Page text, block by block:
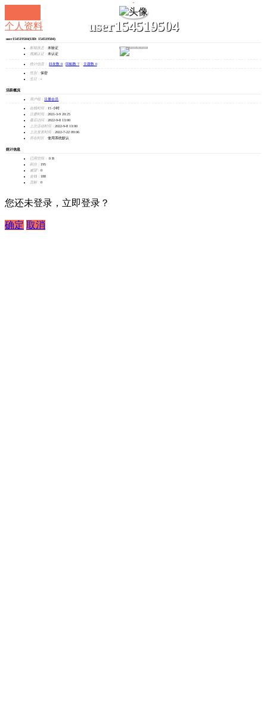
user154519504
发消息
个人资料
user154519504(UID: 154519504)
邮箱状态： 未验证
视频认证： 未认证
统计信息： 好友数 0 回帖数 7 主题数 0
性别： 保密
生日： -
活跃概况
用户组： 注册会员
在线时间： 15 小时
注册时间： 2021-3-9 20:25
最后访问： 2022-9-8 13:00
上次活动时间： 2022-9-8 13:00
上次发表时间： 2022-7-22 09:06
所在时区： 使用系统默认
统计信息
已用空间：
0 B
积分： 195
威望： 0
金钱： 188
贡献： 0
您还未登录，立即登录？
确定 取消